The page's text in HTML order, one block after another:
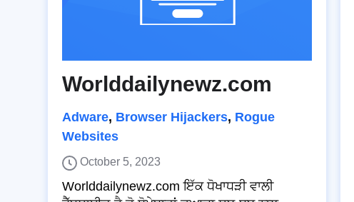
Worlddailynewz.com
Adware, Browser Hijackers, Rogue
Websites
October 5, 2023
Worlddailynewz.com ਇੱਕ ਧੋਖਾਧੜੀ ਵਾਲੀ